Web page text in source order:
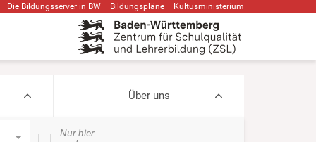
Die Bildungsserver in BW Bildungspläne Kultusministerium
Über uns
Nur hier